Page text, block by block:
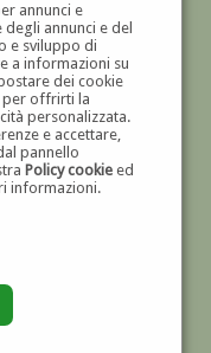
annunci e
annunci e del
e sviluppo di
a informazioni su
dei cookie
per offrirti la
personalizzata.
e accettare,
pannello
Policy cookieed
informazioni.
E '900